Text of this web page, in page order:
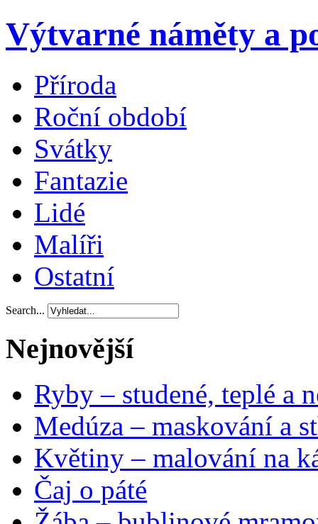
Výtvarné náměty a
Příroda
Roční období
Svátky
Fantazie
Lidé
Malíři
Ostatní
Search...
Nejnovější
Ryby – studené, teplé a
Medúza – maskování a
Květiny – malování na
Čaj o páté